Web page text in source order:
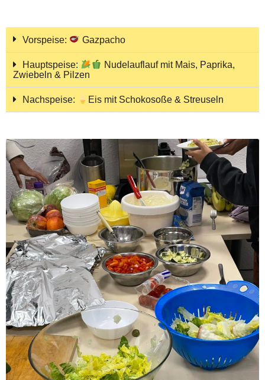
Vorspeise: Gazpacho
Hauptspeise:
Nudelauflauf mit Mais, Paprika,
Zwiebeln & Pilzen
Nachspeise: Eis mit Schokosoße & Streuseln